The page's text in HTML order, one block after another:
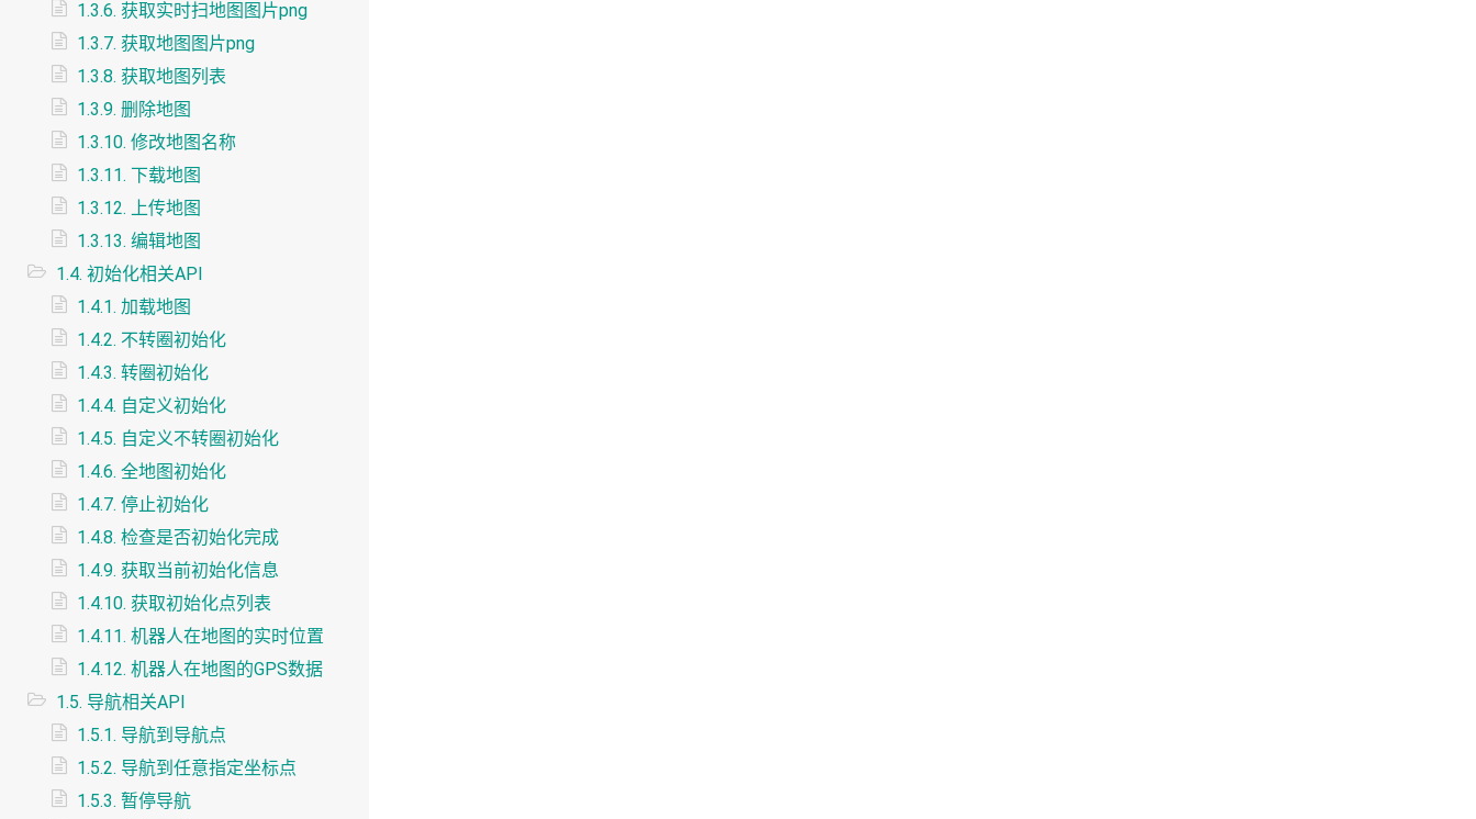
1.3.6. 获取实时扫地图图片png
1.3.7. 获取地图图片png
1.3.8. 获取地图列表
1.3.9. 删除地图
1.3.10. 修改地图名称
1.3.11. 下载地图
1.3.12. 上传地图
1.3.13. 编辑地图
1.4. 初始化相关API
1.4.1. 加载地图
1.4.2. 不转圈初始化
1.4.3. 转圈初始化
1.4.4. 自定义初始化
1.4.5. 自定义不转圈初始化
1.4.6. 全地图初始化
1.4.7. 停止初始化
1.4.8. 检查是否初始化完成
1.4.9. 获取当前初始化信息
1.4.10. 获取初始化点列表
1.4.11. 机器人在地图的实时位置
1.4.12. 机器人在地图的GPS数据
1.5. 导航相关API
1.5.1. 导航到导航点
1.5.2. 导航到任意指定坐标点
1.5.3. 暂停导航